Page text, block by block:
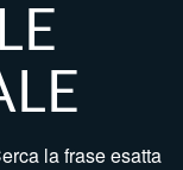
la frase esatta